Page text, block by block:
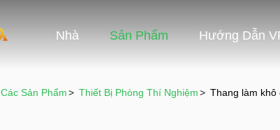
Nhà Sản Phẩm Hướng Dẫn
Các Sản Phẩm> Thiết Bị Phòng Thí Nghiệm> Thang làm